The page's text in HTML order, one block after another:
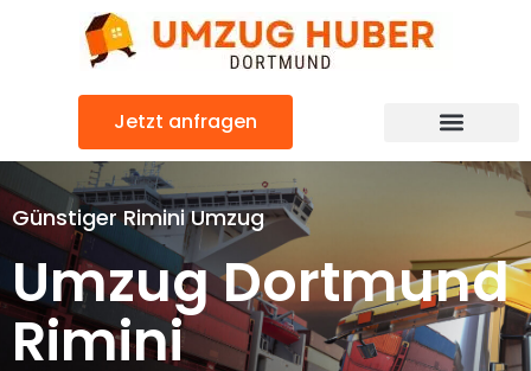
Jetzt anfragen
Günstiger Rimini Umzug
Umzug Dortmund
Rimini